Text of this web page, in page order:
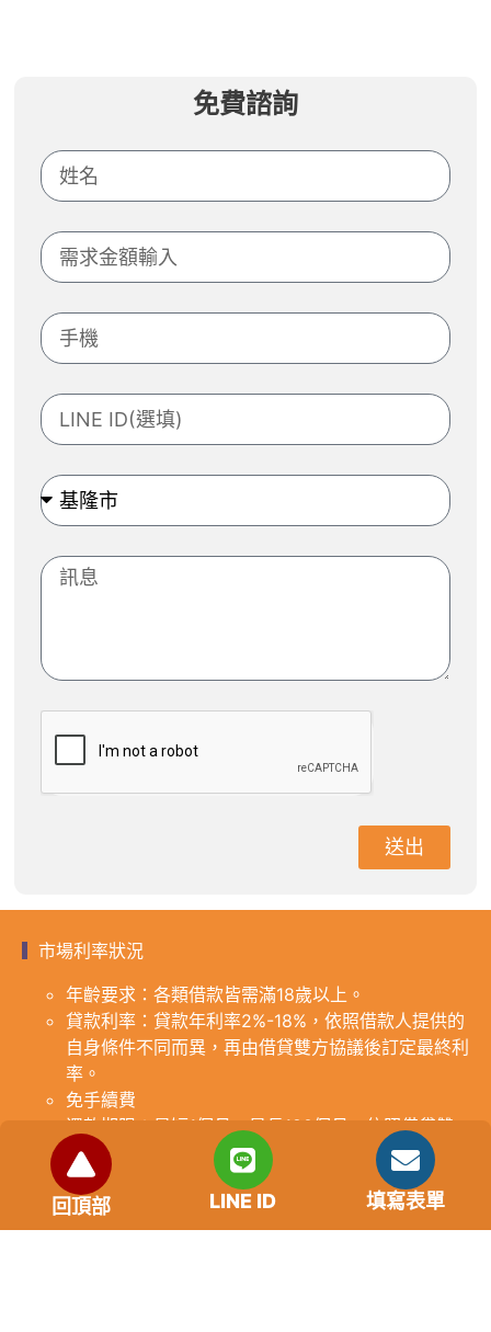
免費諮詢
送出
市場利率狀況
年齡要求：各類借款皆需滿18歲以上。
貸款利率：貸款年利率2%-18%，依照借款人提供的
自身條件不同而異，再由借貸雙方協議後訂定最終利
率。
免手續費
還款期限：最短1個月，最長180個月，依照借貸雙
方協議而訂。
範例試算：小明急需現金10萬元，經多方比較利率
後選定金主，雙方簽定於36個月內須還清借款，年
利率12%計算，每月利息1000元，無須手續費。
回頂部 LINE ID 填寫表單